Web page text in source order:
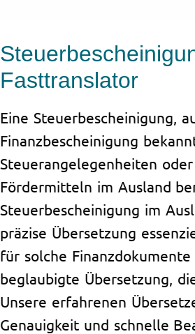
Fasttranslator
Eine Steuerbescheinigung,
Finanzbescheinigung
Steuerangelegenheiten
Fördermitteln im Ausland
Steuerbescheinigung im
präzise Übersetzung
für solche
beglaubigte Übersetzung,
Unsere erfahrenen
Genauigkeit und schnelle